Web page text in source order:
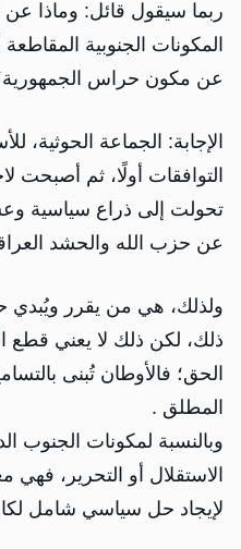
ربما سيقول قائل: وماذا عن
المكونات الجنوبية
عن مكون حراس
الإجابة: الجماعة
التوافقات أولًا، ثم أصبحت
تحولت إلى ذراع سياسية
عن حزب الله والحشد
ولذلك، هي من يقرر ويُبدي
ذلك، لكن ذلك لا يعني قطع
الحق؛ فالأوطان تُبنى
المطلق .
وبالنسبة لمكونات الجنوب
الاستقلال أو التحرير،
لإيجاد حل سياسي شامل